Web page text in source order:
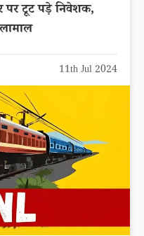
टूट पड़े निवेशक,
11th Jul 2024